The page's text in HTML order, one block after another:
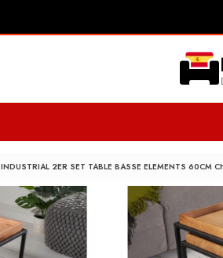
INDUSTRIAL 2ER SET TABLE BASSE ELEMENTS 60CM